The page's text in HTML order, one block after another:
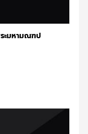
ะมหามณฑป